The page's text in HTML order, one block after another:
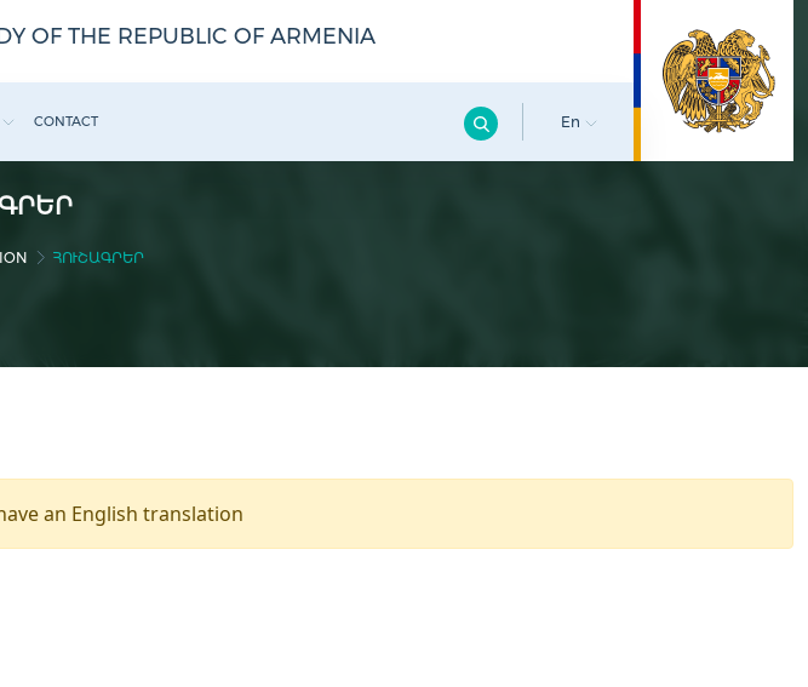
OF THE REPUBLIC OF ARMENIA
CONTACT En
ՀՈՒՇԱԳՐԵՐ
an English translation